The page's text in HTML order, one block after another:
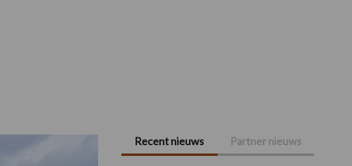
Primaire
Recent nieuws Partner nieuws